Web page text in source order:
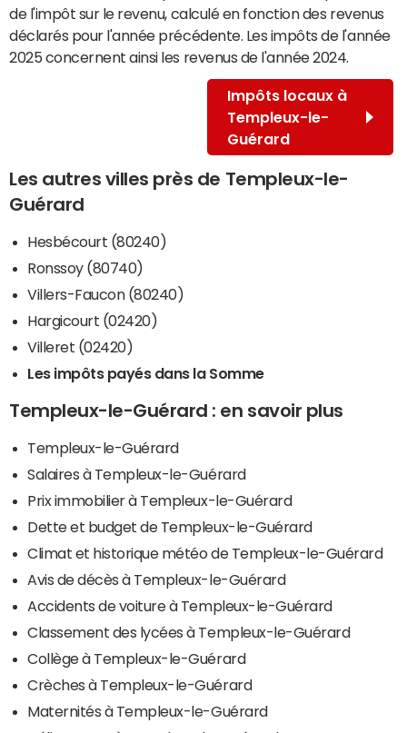
de l'impôt sur le revenu, calculé en fonction des revenus
déclarés pour l'année précédente. Les impôts de l'année
2025 concernent ainsi les revenus de l'année 2024.
Impôts locaux à
Templeux-le-
Guérard
Les autres villes près de Templeux-le-
Guérard
Hesbécourt (80240)
Ronssoy (80740)
Villers-Faucon (80240)
Hargicourt (02420)
Villeret (02420)
Les impôts payés dans la Somme
Templeux-le-Guérard : en savoir plus
Templeux-le-Guérard
Salaires à Templeux-le-Guérard
Prix immobilier à Templeux-le-Guérard
Dette et budget de Templeux-le-Guérard
Climat et historique météo de Templeux-le-Guérard
Avis de décès à Templeux-le-Guérard
Accidents de voiture à Templeux-le-Guérard
Classement des lycées à Templeux-le-Guérard
Collège à Templeux-le-Guérard
Crèches à Templeux-le-Guérard
Maternités à Templeux-le-Guérard